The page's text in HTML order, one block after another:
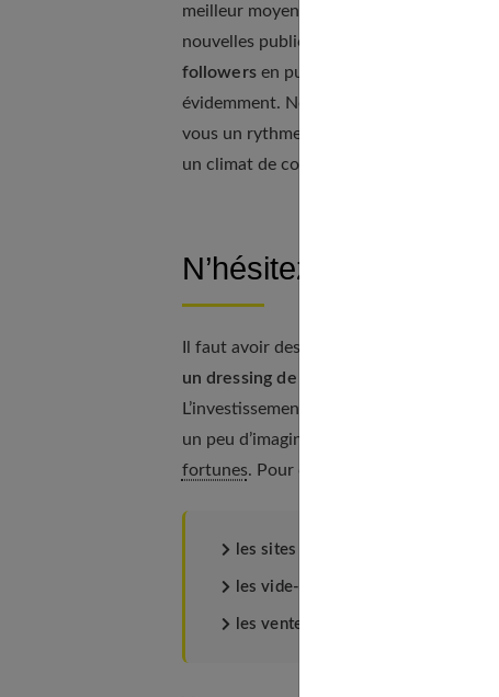
meilleur moyen de fidéliser votre groupe
nouvelles publications. Le plus simple
followersen publiant tous les soirs ou
évidemment. Ne spammez pas, inutile
vous un rythme et respectez-le. C’est la
un climat de confiance et une stabilité.
N’hésitez pas à
Il faut avoir des moyens pour investir
un dressing de rêve
L’investissement de départ est
un peu d’imagination et si vous avez
fortunes. Pour cela vous disposez de
les sites ou boutiques de seconde
les vide-dressings ,
les ventes privées.